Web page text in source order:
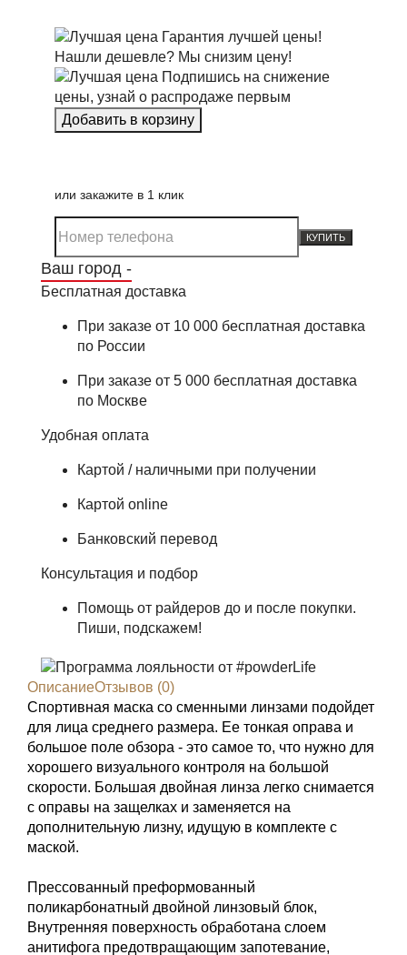
Гарантия лучшей цены!
Нашли дешевле? Мы снизим цену!
Подпишись на снижение
цены, узнай о распродаже первым
или закажите в 1 клик
КУПИТЬ
Ваш город -
Бесплатная доставка
При заказе от 10 000 бесплатная доставка
по России
При заказе от 5 000 бесплатная доставка
по Москве
Удобная оплата
Картой / наличными при получении
Картой online
Банковский перевод
Консультация и подбор
Помощь от райдеров до и после покупки.
Пиши, подскажем!
ОписаниеОтзывов (0)
Спортивная маска со сменными линзами подойдет
для лица среднего размера. Ее тонкая оправа и
большое поле обзора - это самое то, что нужно для
хорошего визуального контроля на большой
скорости. Большая двойная линза легко снимается
с оправы на защелках и заменяется на
дополнительную лизну, идущую в комплекте с
маской.
Прессованный преформованный
поликарбонатный двойной линзовый блок,
Внутренняя поверхность обработана слоем
анитифога предотвращающим запотевание,